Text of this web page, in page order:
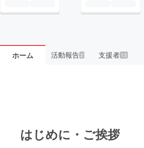
ホーム 活動報告2 支援者 13
はじめに・ご挨拶